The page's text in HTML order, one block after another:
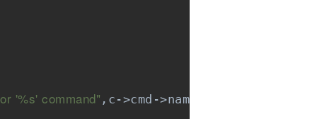
'%s' command" ,c->cmd->name);